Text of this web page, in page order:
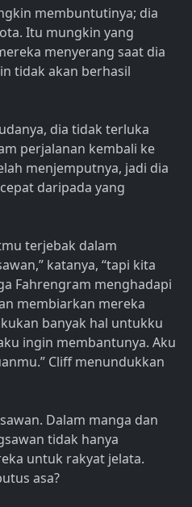
membuntutinya; dia
Itu mungkin yang
menyerang saat dia
tidak akan berhasil
dia tidak terluka
perjalanan kembali ke
menjemputnya, jadi dia
daripada yang
terjebak dalam
katanya, “tapi kita
Fahrengram menghadapi
membiarkan mereka
banyak hal untukku
ingin membantunya. Aku
Cliff menundukkan
Dalam manga dan
tidak hanya
untuk rakyat jelata.
asa?